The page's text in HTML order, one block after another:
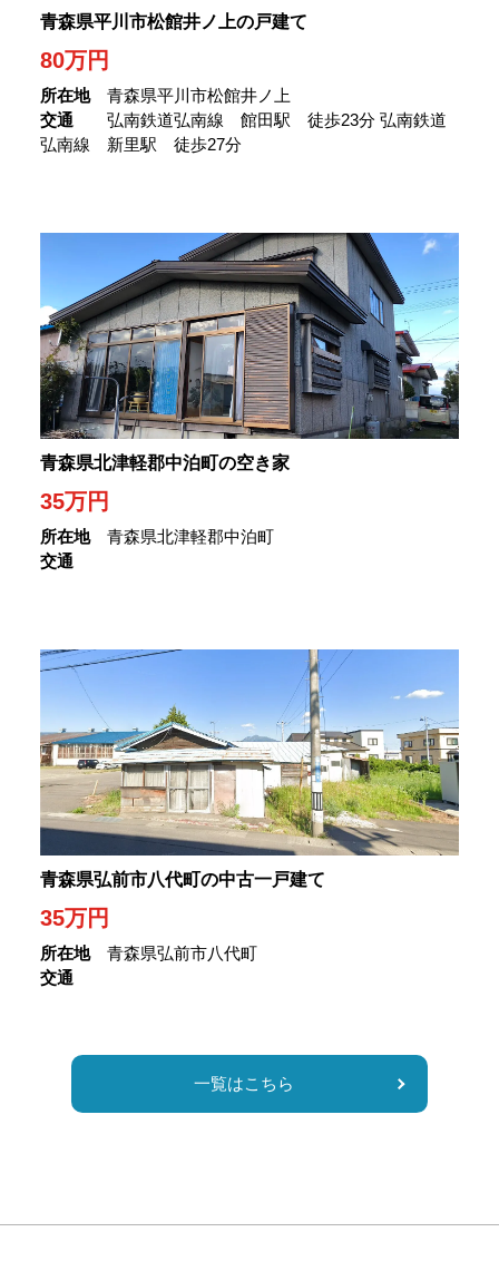
青森県平川市松館井ノ上の戸建て
80万円
所在地
青森県平川市松館井ノ上
交通
弘南鉄道弘南線 館田駅 徒歩23分 弘南鉄道
弘南線 新里駅 徒歩27分
青森県北津軽郡中泊町の空き家
35万円
所在地
青森県北津軽郡中泊町
交通
青森県弘前市八代町の中古一戸建て
35万円
所在地
青森県弘前市八代町
交通
一覧はこちら